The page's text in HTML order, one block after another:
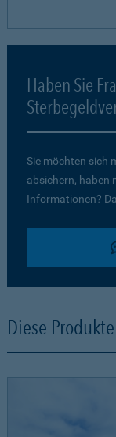
Haben Sie
Sie möchten sich
absichern, haben
Informationen?
Diese